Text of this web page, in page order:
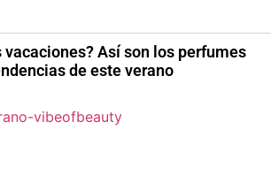
vacaciones? Así son los perfumes
de este verano